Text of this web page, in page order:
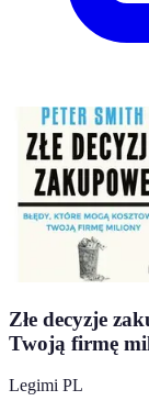
Złe decyzje
Twoją firmę
Legimi PL